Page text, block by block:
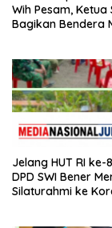
Wih Pesam, Ketua
Bagikan Bendera
Jelang HUT RI ke-
DPD SWI Bener
Silaturahmi ke